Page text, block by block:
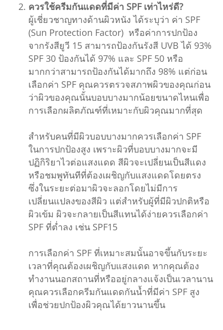
ควรใช้ครีมกันแดดที่มีค่า SPF เท่าไหร่ดี?
ผู้เชี่ยวชาญทางด้านผิวหนัง ได้ระบุว่า ค่า SPF
(Sun Protection Factor) หรือค่าการปกป้อง
จากรังสียูวี 15 สามารถป้องกันรังสี UVB ได้ 93%
SPF 30 ป้องกันได้ 97% และ SPF 50 หรือ
มากกว่าสามารถป้องกันได้มากถึง 98% แต่ก่อน
เลือกค่า SPF คุณควรตรวจสภาพผิวของคุณก่อน
ว่าผิวของคุณนั้นบอบบางมากน้อยขนาดไหนเพื่อ
การเลือกผลิตภัณฑ์ที่เหมาะกับผิวคุณมากที่สุด
สำหรับคนที่มีผิวบอบบางมากควรเลือกค่า SPF
ในการปกป้องสูง เพราะผิวที่บอบบางมากจะมี
ปฏิกิริยาไวต่อแสงแดด สีผิวจะเปลี่ยนเป็นสีแดง
หรือชมพูทันทีที่ต้องเผชิญกับแสงแดดโดยตรง
ซึ่งในระยะต่อมาผิวจะลอกโดยไม่มีการ
เปลี่ยนแปลงของสีผิว แต่สำหรับผู้ที่มีผิวปกติหรือ
ผิวเข้ม ผิวจะกลายเป็นสีแทนได้ง่ายควรเลือกค่า
SPF ที่ต่ำลง เช่น SPF15
การเลือกค่า SPF ที่เหมาะสมนั้นอาจขึ้นกับระยะ
เวลาที่คุณต้องเผชิญกับแสงแดด หากคุณต้อง
ทำงานนอกสถานที่หรืออยู่กลางแจ้งเป็นเวลานาน
คุณควรเลือกครีมกันแดดกันน้ำที่มีค่า SPF สูง
เพื่อช่วยปกป้องผิวคุณได้ยาวนานขึ้น